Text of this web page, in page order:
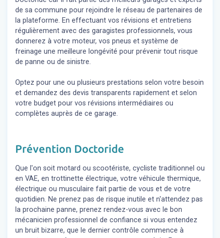
de sa commune pour rejoindre le réseau de partenaires de
la plateforme. En effectuant vos révisions et entretiens
régulièrement avec des garagistes professionnels, vous
donnerez à votre moteur, vos pneus et système de
freinage une meilleure longévité pour prévenir tout risque
de panne ou de sinistre.
Optez pour une ou plusieurs prestations selon votre besoin
et demandez des devis transparents rapidement et selon
votre budget pour vos révisions intermédiaires ou
complètes auprès de ce garage.
Prévention Doctoride
Que l'on soit motard ou scootériste, cycliste traditionnel ou
en VAE, en trottinette électrique, votre véhicule thermique,
électrique ou musculaire fait partie de vous et de votre
quotidien. Ne prenez pas de risque inutile et n'attendez pas
la prochaine panne, prenez rendez-vous avec le bon
mécanicien professionnel de confiance si vous entendez
un bruit bizarre, que le dernier contrôle commence à